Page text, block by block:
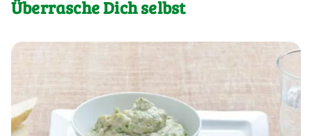
Überrasche Dich selbst